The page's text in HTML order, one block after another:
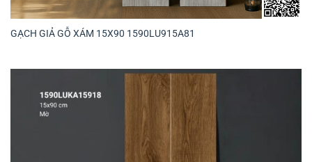
GẠCH GIẢ GỖ XÁM 15X90 1590LU915A81